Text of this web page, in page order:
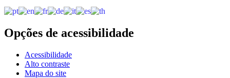
Opções de acessibilidade
Acessibilidade
Alto contraste
Mapa do site